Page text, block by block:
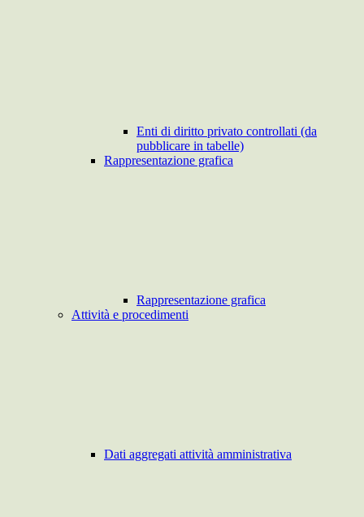
Enti di diritto privato controllati (da
pubblicare in tabelle)
Rappresentazione grafica
Rappresentazione grafica
Attività e procedimenti
Dati aggregati attività amministrativa